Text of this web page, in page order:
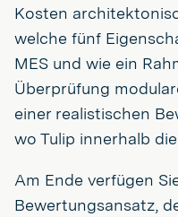
Kosten
welche fünf
MES und wie ein
Überprüfung
einer realistischen
wo Tulip innerhalb
Am Ende verfügen
Bewertungsansatz,